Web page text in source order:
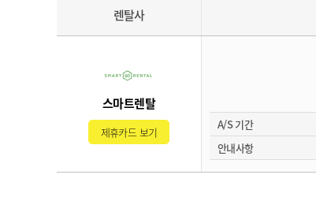
렌탈사
스마트렌탈
제휴카드 보기
A/S 기간
안내사항